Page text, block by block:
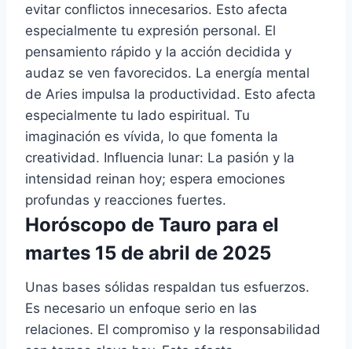
evitar conflictos innecesarios. Esto afecta
especialmente tu expresión personal. El
pensamiento rápido y la acción decidida y
audaz se ven favorecidos. La energía mental
de Aries impulsa la productividad. Esto afecta
especialmente tu lado espiritual. Tu
imaginación es vívida, lo que fomenta la
creatividad. Influencia lunar: La pasión y la
intensidad reinan hoy; espera emociones
profundas y reacciones fuertes.
Horóscopo de Tauro para el
martes 15 de abril de 2025
Unas bases sólidas respaldan tus esfuerzos.
Es necesario un enfoque serio en las
relaciones. El compromiso y la responsabilidad